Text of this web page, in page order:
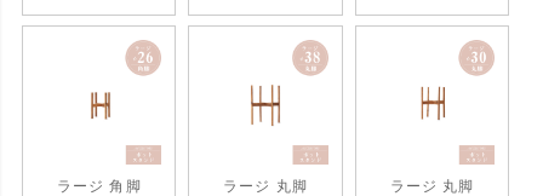
ラージ 角脚
ラージ 丸脚
ラージ 丸脚